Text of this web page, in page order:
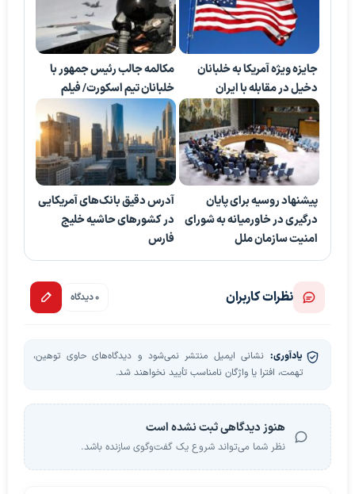
جایزه ویژه آمریکا به خلبانان
دخیل در مقابله با ایران
مکالمه جالب رئیس جمهور با
خلبانان تیم اسکورت/ فیلم
پیشنهاد روسیه برای پایان
درگیری‌ در خاورمیانه به شورای
امنیت سازمان ملل
آدرس دقیق بانک‌های آمریکایی
در کشورهای حاشیه خلیج
فارس
نظرات کاربران 0 دیدگاه
یادآوری: نشانی ایمیل منتشر نمی‌شود و دیدگاه‌های حاوی توهین،
تهمت، افترا یا واژگان نامناسب تأیید نخواهند شد.
هنوز دیدگاهی ثبت نشده است
نظر شما می‌تواند شروع یک گفت‌وگوی سازنده باشد.